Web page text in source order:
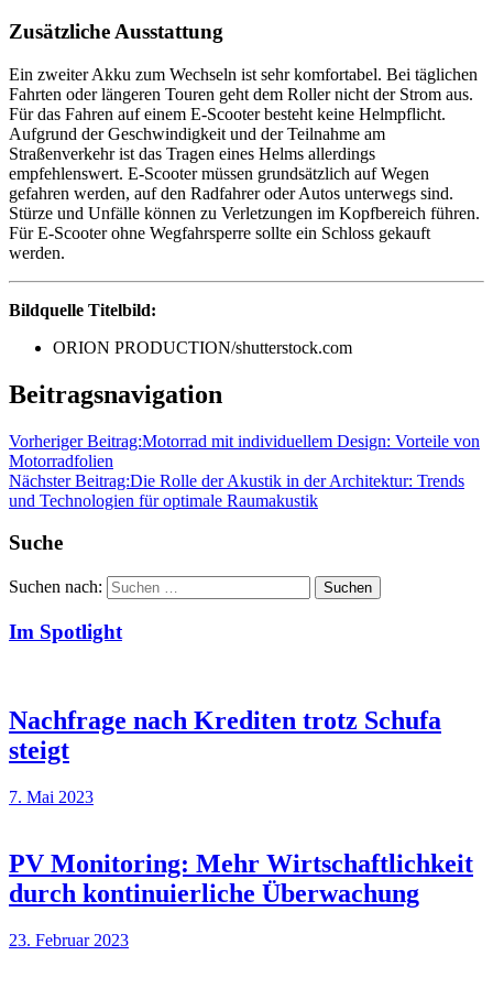
Zusätzliche Ausstattung
Ein zweiter Akku zum Wechseln ist sehr komfortabel. Bei täglichen
Fahrten oder längeren Touren geht dem Roller nicht der Strom aus.
Für das Fahren auf einem E-Scooter besteht keine Helmpflicht.
Aufgrund der Geschwindigkeit und der Teilnahme am
Straßenverkehr ist das Tragen eines Helms allerdings
empfehlenswert. E-Scooter müssen grundsätzlich auf Wegen
gefahren werden, auf den Radfahrer oder Autos unterwegs sind.
Stürze und Unfälle können zu Verletzungen im Kopfbereich führen.
Für E-Scooter ohne Wegfahrsperre sollte ein Schloss gekauft
werden.
Bildquelle Titelbild:
ORION PRODUCTION/shutterstock.com
Beitragsnavigation
Vorheriger Beitrag:Motorrad mit individuellem Design: Vorteile von
Motorradfolien
Nächster Beitrag:Die Rolle der Akustik in der Architektur: Trends
und Technologien für optimale Raumakustik
Suche
Suchen nach: Suchen
Im Spotlight
Nachfrage nach Krediten trotz Schufa
steigt
7. Mai 2023
PV Monitoring: Mehr Wirtschaftlichkeit
durch kontinuierliche Überwachung
23. Februar 2023